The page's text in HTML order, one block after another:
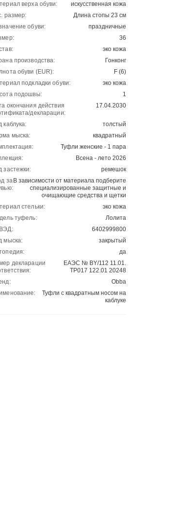
2501 2289
4578
верха обуви:
искусственная кожа
размер:
Длина стопы 23 см
обуви:
праздничные
36
эко кожа
производства:
Гонконг
обуви (EUR):
F (6)
подкладки обуви:
эко кожа
подошвы:
1
окончания действия
декларации:
17.04.2030
каблука:
толстый
мыска:
квадратный
Туфли женские - 1 пара
Всена - лето 2026
застежки:
ремешок
за В зависимости от материала подберите
специализированные защитные и
очищающие средства и щетки
стельки:
эко кожа
туфель:
Лолита
6402999800
мыска:
закрытый
да
декларации
ЕАЭС № BY/112 11.01.
ТР017 122.01 20248
Obba
Туфли с квадратным носом на
каблуке